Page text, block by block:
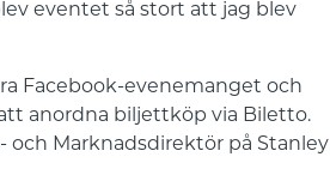
eventet så stort att jag blev
Facebook-evenemanget och
anordna biljettköp via Biletto.
och Marknadsdirektör på Stanley